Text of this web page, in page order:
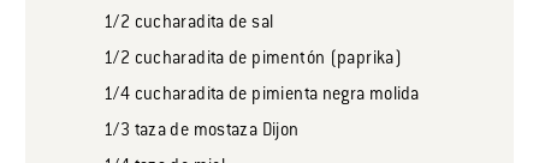
1/2 cucharadita de sal
1/2 cucharadita de pimentón (paprika)
1/4 cucharadita de pimienta negra molida
1/3 tazade mostaza Dijon